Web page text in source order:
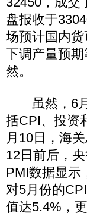
盘报收于
场预计国内
下调产量预
然。
虽然，6月
括CPI、投资
月10日，海
12日前后，
PMI数据显示
对5月份的
值达5.4%，